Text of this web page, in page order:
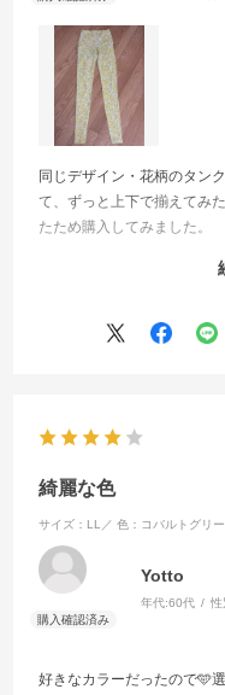
同じデザイン・花柄のタン
て、ずっと上下で揃えてみ
たため購入してみました。
やっぱり全身1色コーデで
トレンカレギンスで踵まで
綺麗な色
サイズ：LL／ 色：コバルトグリ
Yotto
年代:60代
好きなカラーだったので🩵